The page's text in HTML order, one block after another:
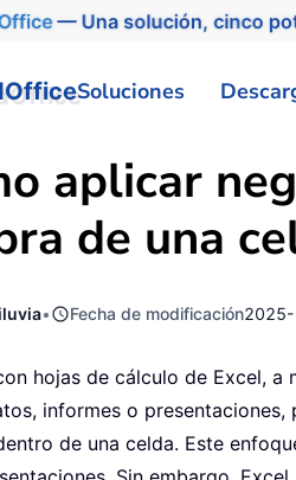
— Una solución, cinco
Soluciones
aplicar
de una
• Fecha de modificación
hojas de cálculo de Excel,
informes o
de una celda. Este